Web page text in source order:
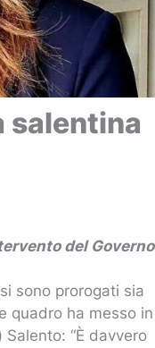
salentina
del Governo
sono prorogati sia
quadro ha messo in
“È davvero